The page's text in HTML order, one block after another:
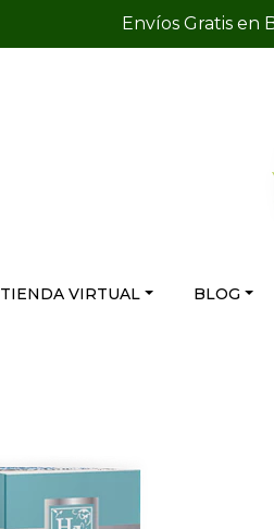
Envíos Gratis en
TIENDA VIRTUAL BLOG